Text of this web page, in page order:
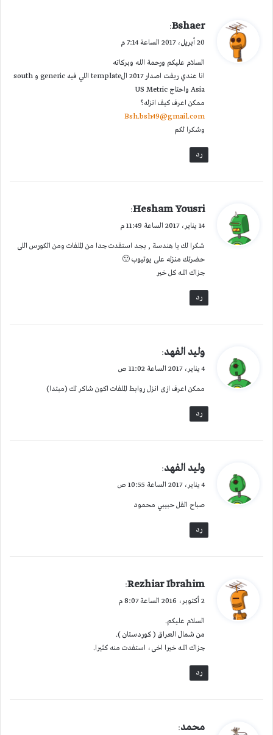
ي
ق
ل
Bshaer
:
20 أبريل، 2017 الساعة 7:14 م
السلام عليكم ورحمة الله وبركاته
انا عندي ريفت اصدار 2017 الtemplate اللي فيه generic و south
Asia واحتاج US Metric
ممكن اعرف كيف انزله؟
Bsh.bsh49@gmail.com
وشكرا لكم
رد
ي
ل
Hesham Yousri
:
14 يناير، 2017 الساعة 11:49 م
شكرا لك يا هندسة , بجد استفدت جدا من الملفات ومن الكورس اللى
حضرتك منزله على يوتيوب 🙂
جزاك الله كل خير
رد
ي
ل
وليد الفهد:
4 يناير، 2017 الساعة 11:02 ص
ممكن اعرف ازى انزل روابط الملفات اكون شاكر لك (مبتدا)
رد
ي
ل
وليد الفهد:
4 يناير، 2017 الساعة 10:55 ص
صباح الفل حبيبي محمود
رد
ي
ل
Rezhiar Ibrahim
:
2 أكتوبر، 2016 الساعة 8:07 م
السلام عليكم.
من شمال العراق ( كوردستان ).
جزاك الله خيرا اخى، استفدت منه كثيرا.
رد
يمحمد: